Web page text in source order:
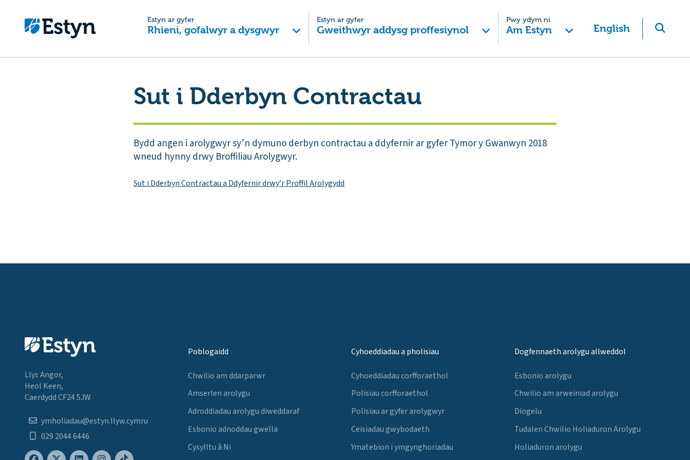
Estyn ar gyfer
Rhieni, gofalwyr a dysgwyr
Estyn ar gyfer
Gweithwyr addysg proffesiynol
Pwy ydym ni
Am Estyn English
Sut i Dderbyn Contractau
Bydd angen i arolygwyr sy’n dymuno derbyn contractau a ddyfernir ar gyfer Tymor y Gwanwyn 2018
wneud hynny drwy Broffiliau Arolygwyr.
Sut i Dderbyn Contractau a Ddyfernir drwy’r Proffil Arolygydd
Llys Angor,
Heol Keen,
Caerdydd CF24 5JW
ymholiadau@estyn.llyw.cymru
029 2044 6446
Poblogaidd
Chwilio am ddarparwr
Amserlen arolygu
Adroddiadau arolygu diweddaraf
Esbonio adnoddau gwella
Cysylltu â Ni
Cyhoeddiadau a pholisïau
Cyhoeddiadau corfforaethol
Polisïau corfforaethol
Polisïau ar gyfer arolygwyr
Ceisiadau gwybodaeth
Ymatebion i ymgynghoriadau
Dogfennaeth arolygu allweddol
Esbonio arolygu
Chwilio am arweiniad arolygu
Diogelu
Tudalen Chwilio Holiaduron Arolygu
Holiaduron arolygu